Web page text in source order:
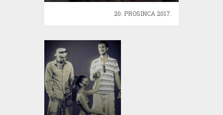
20. PROSINCA 2017.